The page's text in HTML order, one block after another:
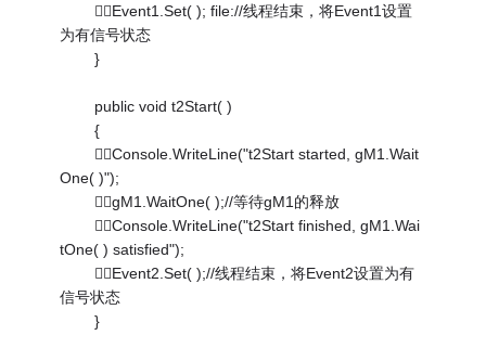
Event1.Set( ); file://线程结束，将Event1设置
为有信号状态
}
public void t2Start( )
{
Console.WriteLine("t2Start started, gM1.Wait
One( )");
gM1.WaitOne( );//等待gM1的释放
Console.WriteLine("t2Start finished, gM1.Wai
tOne( ) satisfied");
Event2.Set( );//线程结束，将Event2设置为有
信号状态
}